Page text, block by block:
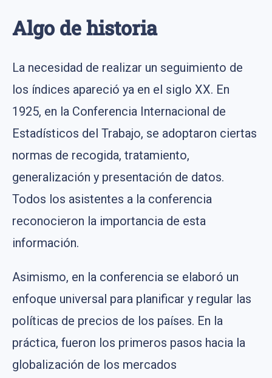
Algo de historia
La necesidad de realizar un seguimiento de
los índices apareció ya en el siglo XX. En
1925, en la Conferencia Internacional de
Estadísticos del Trabajo, se adoptaron ciertas
normas de recogida, tratamiento,
generalización y presentación de datos.
Todos los asistentes a la conferencia
reconocieron la importancia de esta
información.
Asimismo, en la conferencia se elaboró un
enfoque universal para planificar y regular las
políticas de precios de los países. En la
práctica, fueron los primeros pasos hacia la
globalización de los mercados